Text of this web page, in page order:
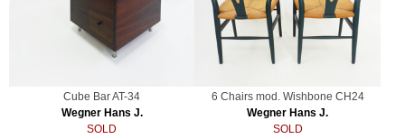
Cube Bar AT-34
Wegner Hans J.
SOLD
6 Chairs mod. Wishbone CH24
Wegner Hans J.
SOLD